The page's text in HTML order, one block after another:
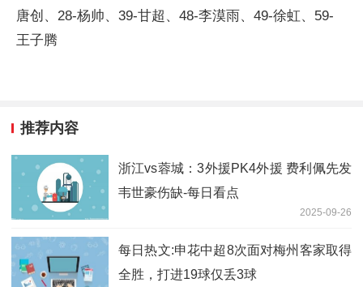
唐创、28-杨帅、39-甘超、48-李漠雨、49-徐虹、59-
王子腾
推荐内容
浙江vs蓉城：3外援PK4外援 费利佩先发
韦世豪伤缺-每日看点
2025-09-26
每日热文:申花中超8次面对梅州客家取得
全胜，打进19球仅丢3球